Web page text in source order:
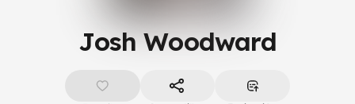
Josh Woodward